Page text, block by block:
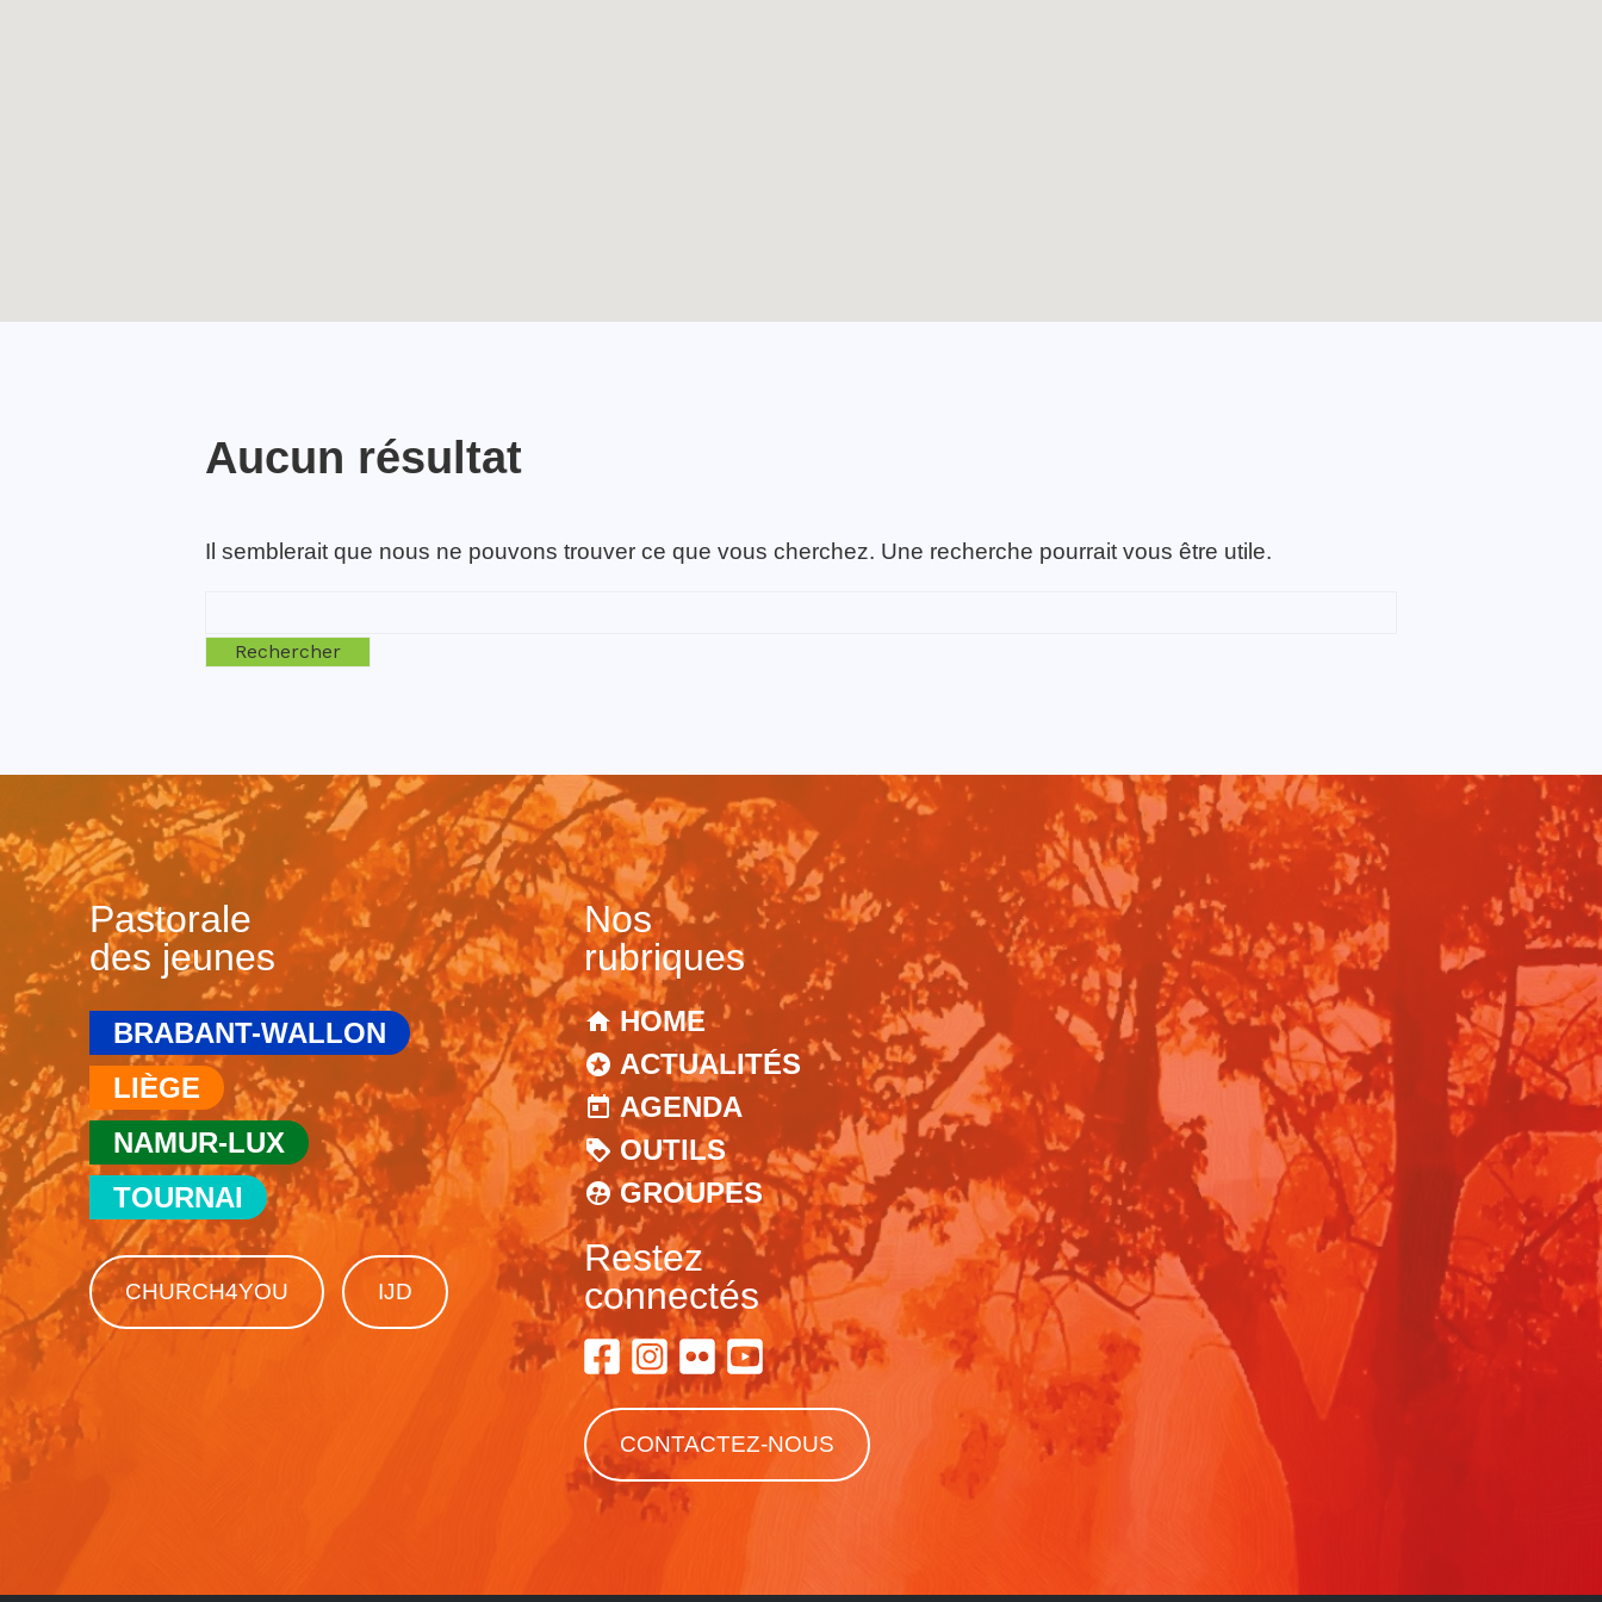
Aucun résultat
Il semblerait que nous ne pouvons trouver ce que vous cherchez. Une recherche pourrait vous être utile.
Pastorale
des jeunes
BRABANT-WALLON
LIÈGE
NAMUR-LUX
TOURNAI
CHURCH4YOU IJD
Nos
rubriques
HOME
ACTUALITÉS
AGENDA
OUTILS
GROUPES
Restez
connectés
CONTACTEZ-NOUS